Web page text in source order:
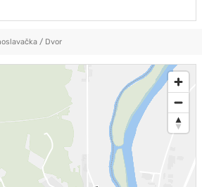
/ Dvor